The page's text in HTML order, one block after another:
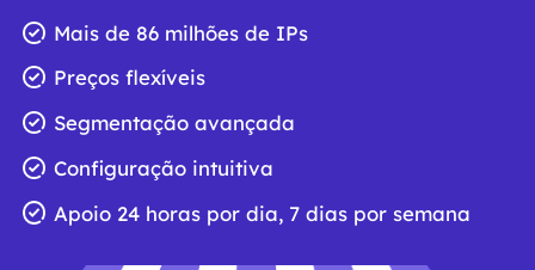
Mais de 86 milhões de IPs
Preços flexíveis
Segmentação avançada
Configuração intuitiva
Apoio 24 horas por dia, 7 dias por semana